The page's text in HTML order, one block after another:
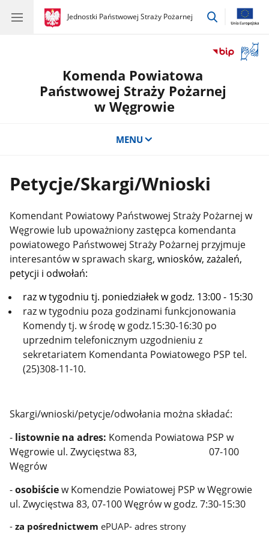
gov.pl
Jednostki Państwowej Straży Pożarnej
gov.pl
Jednostki
przejdź
okno
Komenda Powiatowa
Państwowej Straży Pożarnej
w Węgrowie
MENU
Petycje/Skargi/Wnioski
Komendant Powiatowy Państwowej Straży Pożarnej w
Węgrowie lub upoważniony zastępca komendanta
powiatowego Państwowej Straży Pożarnej przyjmuje
interesantów w sprawach skarg,wniosków, zażaleń,
petycji i odwołań:
raz w tygodniu tj. poniedziałek w godz. 13:00 - 15:30
raz w tygodniu poza godzinami funkcjonowania
Komendy tj. w środę w godz.15:30-16:30 po
uprzednim telefonicznym uzgodnieniu z
sekretariatem Komendanta Powiatowego PSP tel.
(25)308-11-10.
Skargi/wnioski/petycje/odwołania można składać:
- listownie na adres: Komenda Powiatowa PSP w
Węgrowie ul. Zwycięstwa 83, 07-100
Węgrów
-osobiściew Komendzie Powiatowej PSP w Węgrowie
ul. Zwycięstwa 83, 07-100 Węgrów w godz. 7:30-15:30
-za pośrednictwemePUAP- adres strony